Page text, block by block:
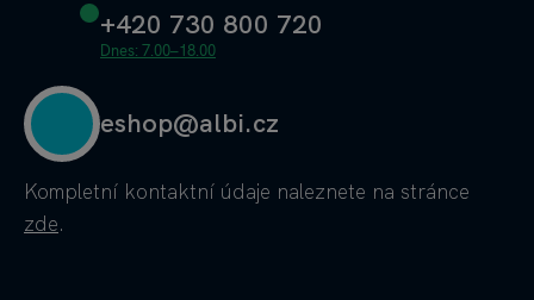
+420 730 800 720
Dnes: 7.00–18.00
eshop@albi.cz
Kompletní kontaktní údaje naleznete na stránce
zde.